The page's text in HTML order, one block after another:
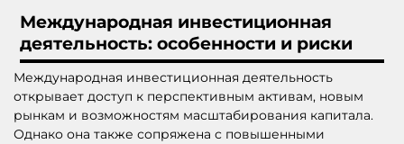
Международная инвестиционная
деятельность: особенности и риски
Международная инвестиционная деятельность
открывает доступ к перспективным активам, новым
рынкам и возможностям масштабирования капитала.
Однако она также сопряжена с повышенными